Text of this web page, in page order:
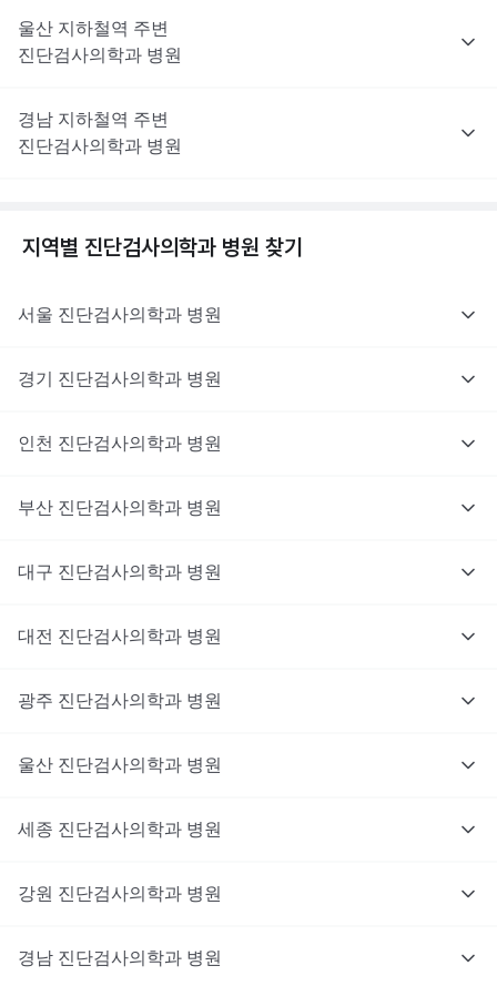
울산 지하철역 주변
진단검사의학과 병원
경남 지하철역 주변
진단검사의학과 병원
지역별 진단검사의학과 병원 찾기
서울 진단검사의학과 병원
경기 진단검사의학과 병원
인천 진단검사의학과 병원
부산 진단검사의학과 병원
대구 진단검사의학과 병원
대전 진단검사의학과 병원
광주 진단검사의학과 병원
울산 진단검사의학과 병원
세종 진단검사의학과 병원
강원 진단검사의학과 병원
경남 진단검사의학과 병원